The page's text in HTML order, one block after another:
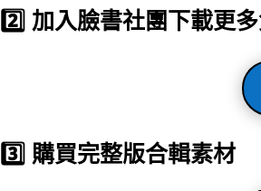
2️⃣ 加入臉書社團下載更
3️⃣ 購買完整版合輯素材